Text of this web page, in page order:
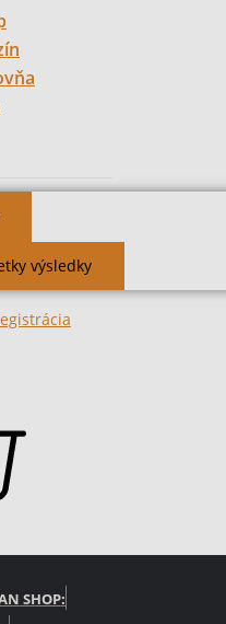
výsledky
SHOP: